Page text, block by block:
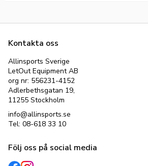
Kontakta oss
Allinsports Sverige
LetOut Equipment AB
org nr: 556231-4152
Adlerbethsgatan 19,
11255 Stockholm
info@allinsports.se
Tel: 08-618 33 10
Följ oss på social media